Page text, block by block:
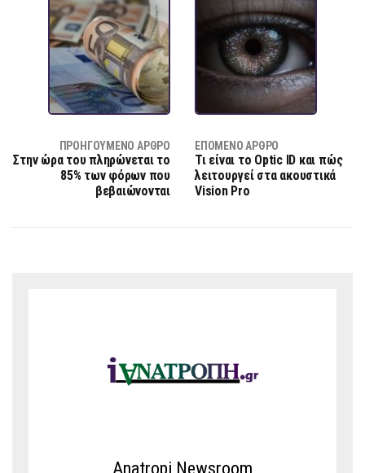
ΠΡΟΗΓΟΎΜΕΝΟ ΆΡΘΡΟ
Στην ώρα του πληρώνεται το
85% των φόρων που
βεβαιώνονται
ΕΠΌΜΕΝΟ ΆΡΘΡΟ
Τι είναι το Optic ID και πώς
λειτουργεί στα ακουστικά
Vision Pro
Anatropi Newsroom